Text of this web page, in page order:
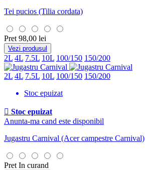
Tei pucios (Tilia cordata)
Pret 98,00 lei
Vezi produsul
2L 4L 7.5L 10L 100/150 150/200
2L 4L 7.5L 10L 100/150 150/200
Stoc epuizat
 Stoc epuizat
Anunta-ma cand este disponibil
Jugastru Carnival (Acer campestre Carnival)
Pret In curand